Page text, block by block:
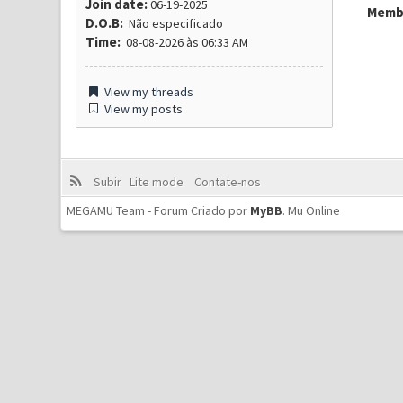
Join date:06-19-2025
D.O.B:Não especificado
Time:08-08-2026 às 06:33 AM
View my threads
View my posts
Subir Lite mode
Contate-nos
MEGAMU Team - Forum Criado por MyBB.Mu Online